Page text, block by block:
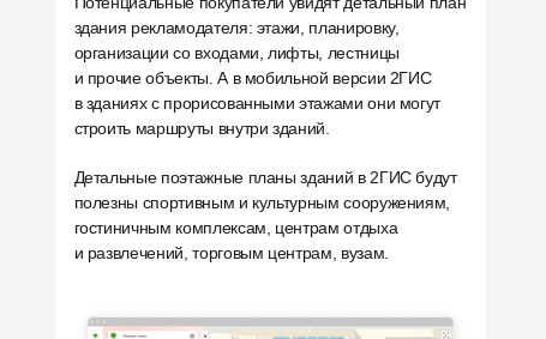
здания рекламодателя: этажи, планировку,
организации со входами, лифты, лестницы
и прочие объекты. А в мобильной версии 2ГИС
в зданиях с прорисованными этажами они могут
строить маршруты внутри зданий.
Детальные поэтажные планы зданий в 2ГИС будут
полезны спортивным и культурным сооружениям,
гостиничным комплексам, центрам отдыха
и развлечений, торговым центрам, вузам.